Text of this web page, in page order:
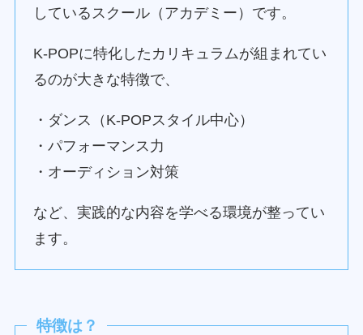
しているスクール（アカデミー）です。
K-POPに特化したカリキュラムが組まれてい
るのが大きな特徴で、
・ダンス（K-POPスタイル中心）
・パフォーマンス力
・オーディション対策
など、実践的な内容を学べる環境が整ってい
ます。
特徴は？